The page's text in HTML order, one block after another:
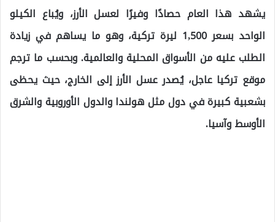
يشهد هذا العام حصادًا وفيرًا لعسل الأرز، ويُباع الكيلو
الواحد بسعر 1,500 ليرة تركية، وهو ما يساهم في زيادة
الطلب عليه من الأسواق المحلية والعالمية. وبحسب ما ترجم
موقع تركيا عاجل، يُصدر عسل الأرز إلى الخارج، حيث يحظى
بشعبية كبيرة في دول مثل هولندا والدول الأوروبية والشرق
الأوسط وآسيا.